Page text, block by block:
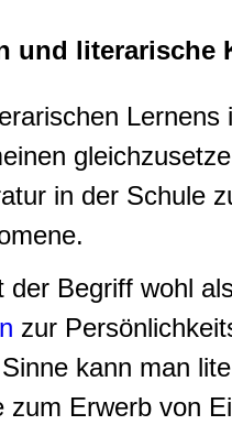
und literarische
in der Schule
der Begriff wohl
zur
kann man
zum Erwerb von